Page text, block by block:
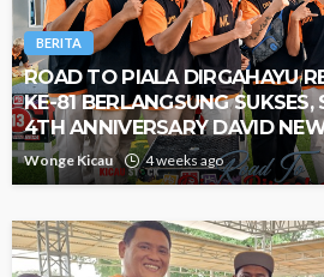
BERITA
ROAD TO PIALA DIRGAHAYU
KE-81 BERLANGSUNG
4TH ANNIVERSARY DAVID
Wonge Kicau 4 weeks ago